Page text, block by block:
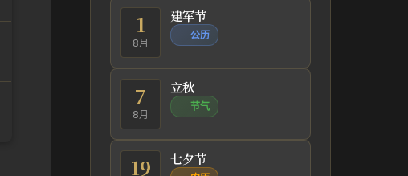
1
8月
建军节
公历
7
8月
立秋
节气
19 七夕节